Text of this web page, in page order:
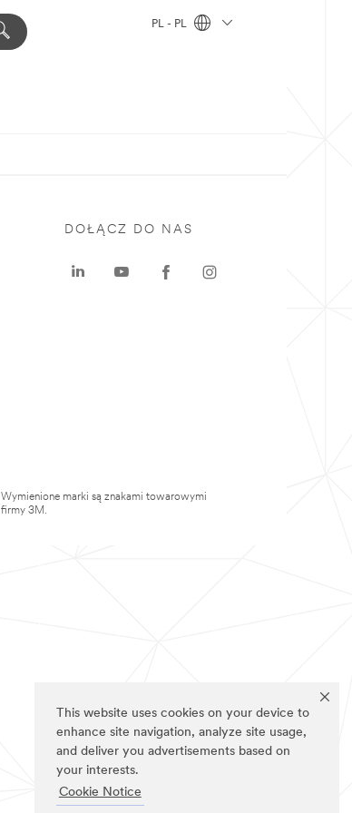
This website uses cookies on your device to
enhance site navigation, analyze site usage,
and deliver you advertisements based on
your interests.
Cookie Notice
PL - PL
DOŁĄCZ DO NAS
Wymienione marki są znakami towarowymi
firmy 3M.